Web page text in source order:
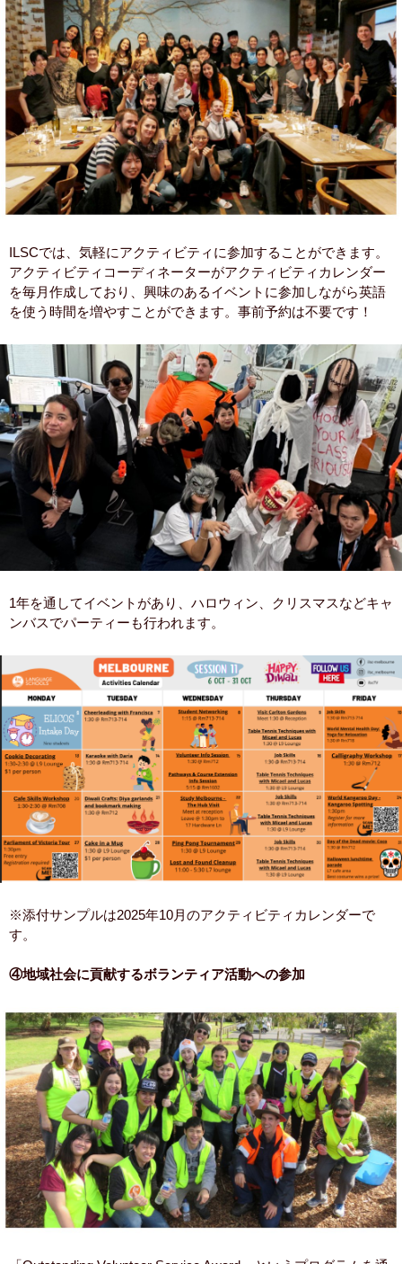
ILSCでは、気軽にアクティビティに参加することができます。
アクティビティコーディネーターがアクティビティカレンダー
を毎月作成しており、興味のあるイベントに参加しながら英語
を使う時間を増やすことができます。事前予約は不要です！
1年を通してイベントがあり、ハロウィン、クリスマスなどキャ
ンバスでパーティーも行われます。
※添付サンプルは2025年10月のアクティビティカレンダーで
す。
④地域社会に貢献するボランティア活動への参加